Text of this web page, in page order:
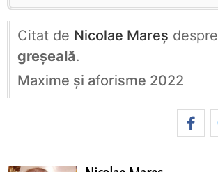
Citat de Nicolae Mareș despre
greșeală.
Maxime și aforisme 2022